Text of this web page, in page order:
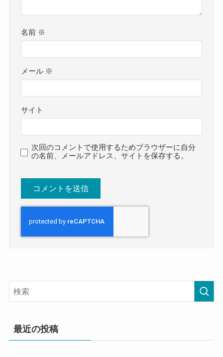
名前 ※
メール ※
サイト
次回のコメントで使用するためブラウザーに自分
の名前、メールアドレス、サイトを保存する。
最近の投稿